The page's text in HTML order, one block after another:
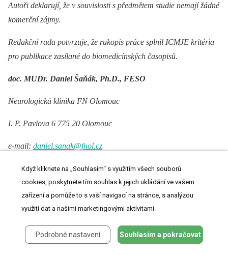
Autoři deklarují, že v souvislosti s předmětem studie nemají žádné
komerční zájmy.
Redakční rada potvrzuje, že rukopis práce splnil ICMJE kritéria
pro publikace zasílané do biomedicínských časopisů.
doc. MUDr. Daniel Šaňák, Ph.D., FESO
Neurologická klinika FN Olomouc
I. P. Pavlova 6 775 20 Olomouc
e-mail: daniel.sanak@fnol.cz
Přijato k recenzi: 11. 1. 2018
Přijato do tisku: 28. 2. 2018
Když kliknete na „Souhlasím“ s využitím všech souborů
cookies, poskytnete tím souhlas k jejich ukládání ve vašem
zařízení a pomůže to s vaší navigací na stránce, s analýzou
využití dat a našimi marketingovými aktivitami.
Podrobné nastavení Souhlasím a pokračovat